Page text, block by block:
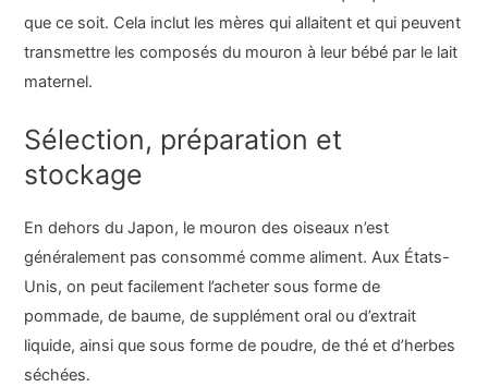
que ce soit. Cela inclut les mères qui allaitent et qui peuvent
transmettre les composés du mouron à leur bébé par le lait
maternel.
Sélection, préparation et
stockage
En dehors du Japon, le mouron des oiseaux n’est
généralement pas consommé comme aliment. Aux États-
Unis, on peut facilement l’acheter sous forme de
pommade, de baume, de supplément oral ou d’extrait
liquide, ainsi que sous forme de poudre, de thé et d’herbes
séchées.